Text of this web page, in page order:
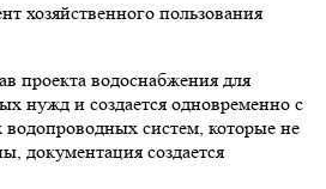
пользования
проекта водоснабжения для
нужд и создается одновременно с
систем, которые не
документация создается